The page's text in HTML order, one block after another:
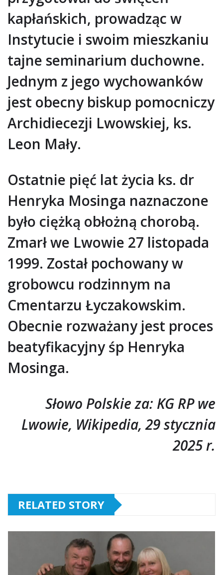
kapłańskich, prowadząc w
Instytucie i swoim mieszkaniu
tajne seminarium duchowne.
Jednym z jego wychowanków
jest obecny biskup pomocniczy
Archidiecezji Lwowskiej, ks.
Leon Mały.
Ostatnie pięć lat życia ks. dr
Henryka Mosinga naznaczone
było ciężką obłożną chorobą.
Zmarł we Lwowie 27 listopada
1999. Został pochowany w
grobowcu rodzinnym na
Cmentarzu Łyczakowskim.
Obecnie rozważany jest proces
beatyfikacyjny śp Henryka
Mosinga.
Słowo Polskie za: KG RP we
Lwowie, Wikipedia, 29 stycznia
2025 r.
RELATED STORY